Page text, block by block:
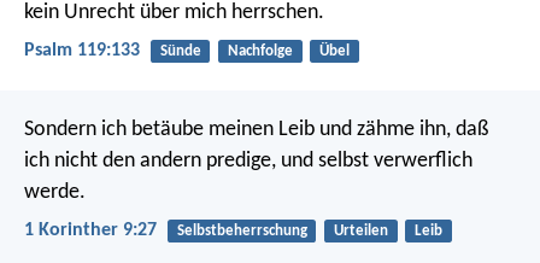
kein Unrecht über mich herrschen.
Psalm 119:133 Sünde Nachfolge Übel
Sondern ich betäube meinen Leib und zähme ihn, daß
ich nicht den andern predige, und selbst verwerflich
werde.
1 Korinther 9:27 Selbstbeherrschung Urteilen Leib